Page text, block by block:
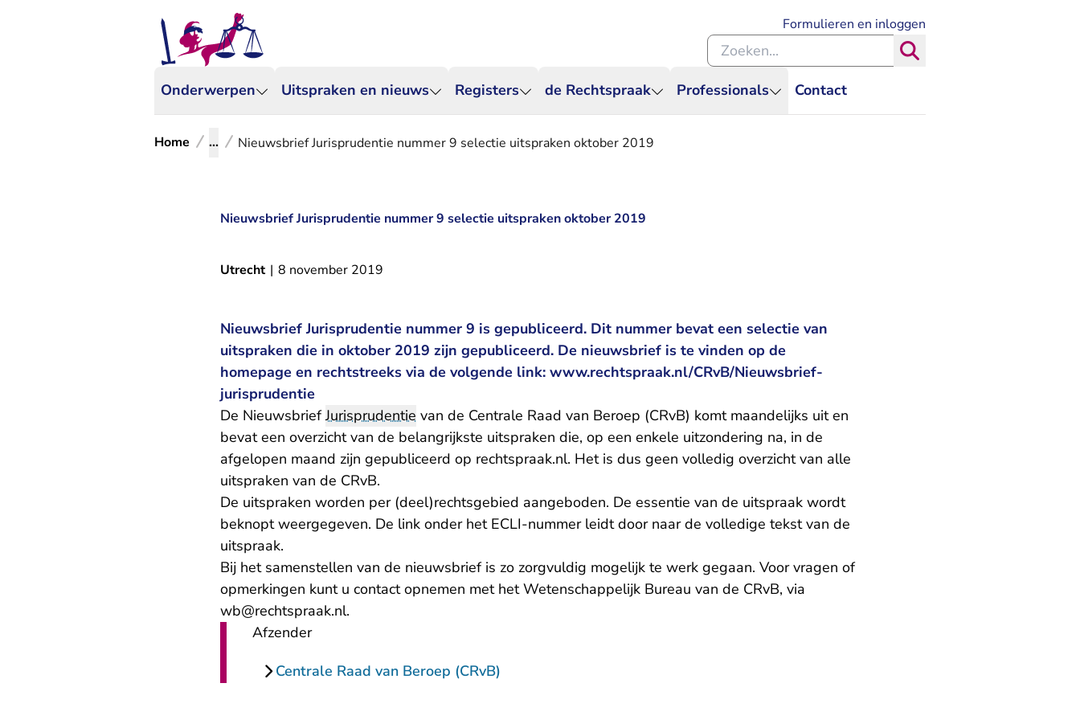
Onderwerpen Uitspraken en nieuws Registers de Rechtspraak Professionals Contact
Formulieren en inloggen
Zoeken binnen de Rechtspraak
Home ... Nieuwsbrief Jurisprudentie nummer 9 selectie uitspraken oktober 2019
Nieuwsbrief Jurisprudentie nummer 9 selectie uitspraken oktober 2019
Utrecht | 8 november 2019
Nieuwsbrief Jurisprudentie nummer 9 is gepubliceerd. Dit nummer bevat een selectie van
uitspraken die in oktober 2019 zijn gepubliceerd. De nieuwsbrief is te vinden op de
homepage en rechtstreeks via de volgende link: www.rechtspraak.nl/CRvB/Nieuwsbrief-
jurisprudentie
De NieuwsbriefJurisprudentie van de Centrale Raad van Beroep (CRvB) komt maandelijks uit en
bevat een overzicht van de belangrijkste uitspraken die, op een enkele uitzondering na, in de
afgelopen maand zijn gepubliceerd op rechtspraak.nl. Het is dus geen volledig overzicht van alle
uitspraken van de CRvB.
De uitspraken worden per (deel)rechtsgebied aangeboden. De essentie van de uitspraak wordt
beknopt weergegeven. De link onder het ECLI-nummer leidt door naar de volledige tekst van de
uitspraak.
Bij het samenstellen van de nieuwsbrief is zo zorgvuldig mogelijk te werk gegaan. Voor vragen of
opmerkingen kunt u contact opnemen met het Wetenschappelijk Bureau van de CRvB, via
wb@rechtspraak.nl.
Afzender
Centrale Raad van Beroep (CRvB)